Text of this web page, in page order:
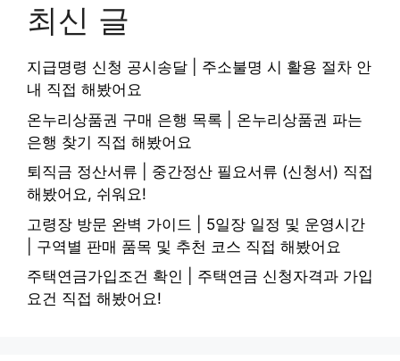
최신 글
지급명령 신청 공시송달 | 주소불명 시 활용 절차 안
내 직접 해봤어요
온누리상품권 구매 은행 목록 | 온누리상품권 파는
은행 찾기 직접 해봤어요
퇴직금 정산서류 | 중간정산 필요서류 (신청서) 직접
해봤어요, 쉬워요!
고령장 방문 완벽 가이드 | 5일장 일정 및 운영시간
| 구역별 판매 품목 및 추천 코스 직접 해봤어요
주택연금가입조건 확인 | 주택연금 신청자격과 가입
요건 직접 해봤어요!